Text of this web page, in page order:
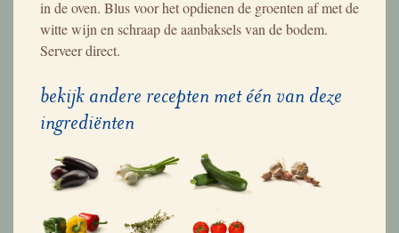
in de oven. Blus voor het opdienen de groenten af met de
witte wijn en schraap de aanbaksels van de bodem.
Serveer direct.
bekijk andere recepten met één van deze
ingrediënten